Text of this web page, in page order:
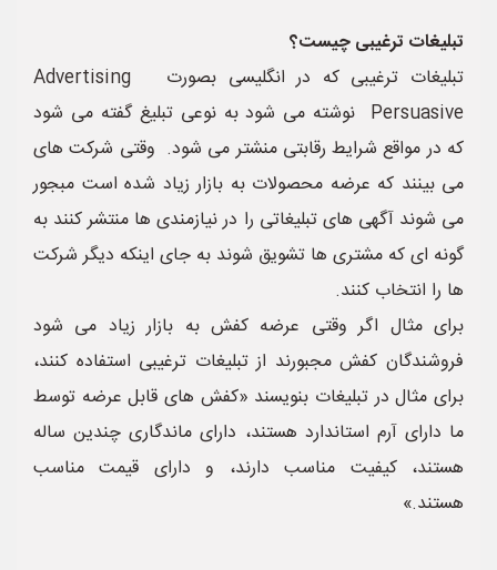
تبلیغات ترغیبی چیست؟
تبلیغات ترغیبی که در انگلیسی بصورت Advertising
Persuasive نوشته می شود به نوعی تبلیغ گفته می شود
که در مواقع شرایط رقابتی منشتر می شود. وقتی شرکت های
می بینند که عرضه محصولات به بازار زیاد شده است مبجور
می شوند آگهی های تبلیغاتی را در نیازمندی ها منتشر کنند به
گونه ای که مشتری ها تشویق شوند به جای اینکه دیگر شرکت
ها را انتخاب کنند.
برای مثال اگر وقتی عرضه کفش به بازار زیاد می شود
فروشندگان کفش مجبورند از تبلیغات ترغیبی استفاده کنند،
برای مثال در تبلیغات بنویسند «کفش های قابل عرضه توسط
ما دارای آرم استاندارد هستند، دارای ماندگاری چندین ساله
هستند، کیفیت مناسب دارند، و دارای قیمت مناسب
هستند.»